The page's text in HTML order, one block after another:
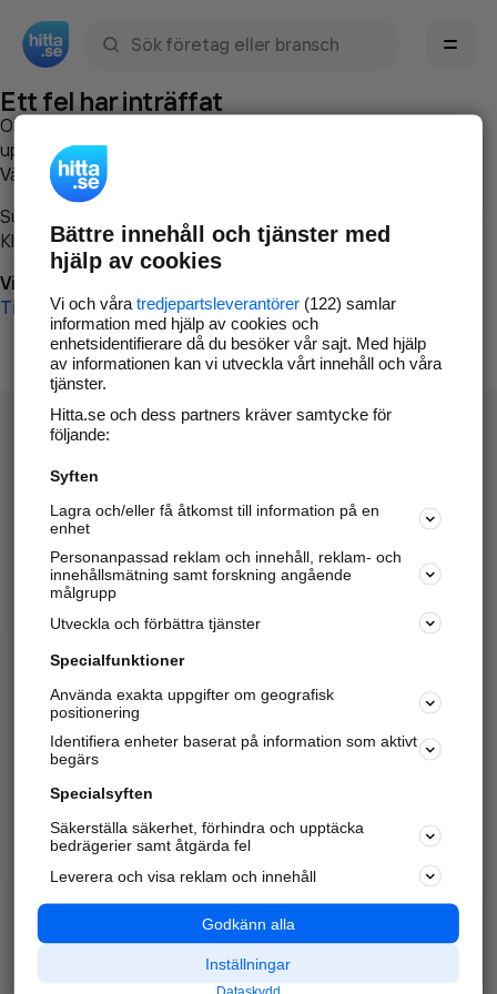
Ett fel har inträffat
Om du vill kan du
uppstod så att vi lättare och snabbare kan avhjälpa det.
Vänligen försök med följande:
Surfa till
Klicka påTillbaka-knappen i webbläsaren och försök igen
Vi beklagar besväret!
Till startsidan
Hitta.se - Gratis nummerupplysning.
Sök företag, personer och platser.
Hitta telefonnummer, adresser, företagsinfo mm.
Marknadsför företaget
Kom igång och annonsera mot
samarbetspartners nära dig.
Alla kategorier
Populära sökningar
API & Kartor
Annonsera
Integritet
Nödnummer
Bättre innehåll och tjänster med
hjälp av cookies
Vi och våra tredjepartsleverantörer(122) samlar
information med hjälp av cookies och
enhetsidentifierare då du besöker vår sajt. Med hjälp
av informationen kan vi utveckla vårt innehåll och våra
tjänster.
Hitta.se och dess partners kräver samtycke för
följande:
Syften
Lagra och/eller få åtkomst till information på en
enhet
Personanpassad reklam och innehåll, reklam- och
innehållsmätning samt forskning angående
målgrupp
Utveckla och förbättra tjänster
Specialfunktioner
Använda exakta uppgifter om geografisk
positionering
Identifiera enheter baserat på information som aktivt
begärs
Specialsyften
Säkerställa säkerhet, förhindra och upptäcka
bedrägerier samt åtgärda fel
Leverera och visa reklam och innehåll
Godkänn alla
Inställningar
Dataskydd